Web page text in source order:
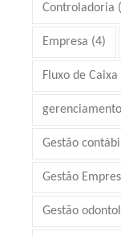
Controladoria
Empresa (4)
Fluxo de Caixa
Gestão contábil
Gestão
Gestão